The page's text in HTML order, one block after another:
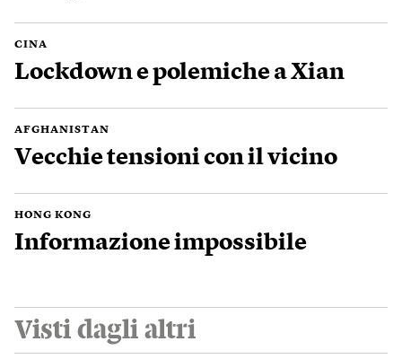
CINA
Lockdown e polemiche a Xian
AFGHANISTAN
Vecchie tensioni con il vicino
HONG KONG
Informazione impossibile
Visti dagli altri